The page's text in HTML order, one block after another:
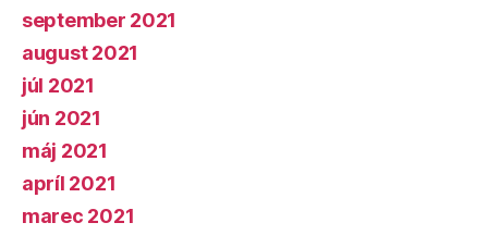
september 2021
august 2021
júl 2021
jún 2021
máj 2021
apríl 2021
marec 2021